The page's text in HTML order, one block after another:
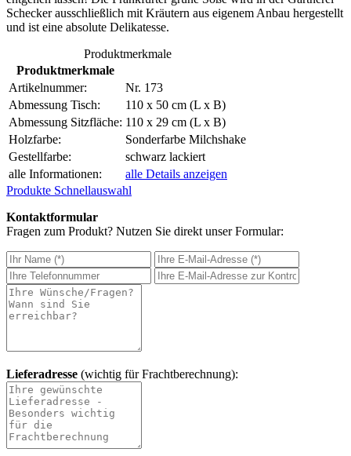
Schecker ausschließlich mit Kräutern aus eigenem Anbau hergestellt
und ist eine absolute Delikatesse.
Produktmerkmale
Produktmerkmale
Artikelnummer:
Nr. 173
Abmessung Tisch:
110 x 50 cm (L x B)
Abmessung Sitzfläche: 110 x 29 cm (L x B)
Holzfarbe:
Sonderfarbe Milchshake
Gestellfarbe:
schwarz lackiert
alle Informationen:
alle Details anzeigen
Produkte Schnellauswahl
Kontaktformular
Fragen zum Produkt? Nutzen Sie direkt unser Formular:
Lieferadresse (wichtig für Frachtberechnung):